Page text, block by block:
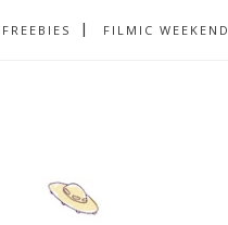
FREEBIES FILMIC WEEKEND